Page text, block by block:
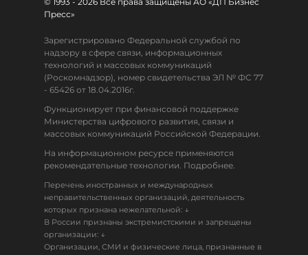
Пресс»
Зарегистрировано Федеральной службой по
надзору в сфере связи, информационных
технологий и массовых коммуникаций
(Роскомнадзор), номер свидетельства ЭЛ № ФС 77
- 65426 от 18.04.2016г.
Функционирует при финансовой поддержке
Министерства цифрового развития, связи и
массовых коммуникаций Российской Федерации.
На информационном ресурсе применяются
рекомендательные технологии. Подробнее.
Перечень иностранных и международных
неправительственных организаций, деятельность
которых признана нежелательной: ↓
В России признаны экстремистскими и запрещены
организации: ↓
Организации, СМИ и физические лица, признанные в